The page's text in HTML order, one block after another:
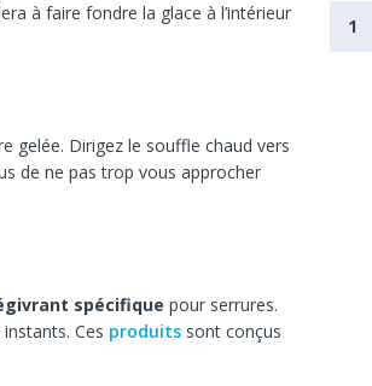
à faire fondre la glace à l’intérieur
gelée. Dirigez le souffle chaud vers
de ne pas trop vous approcher
spécifique pour serrures.
Ces produits sont conçus
1